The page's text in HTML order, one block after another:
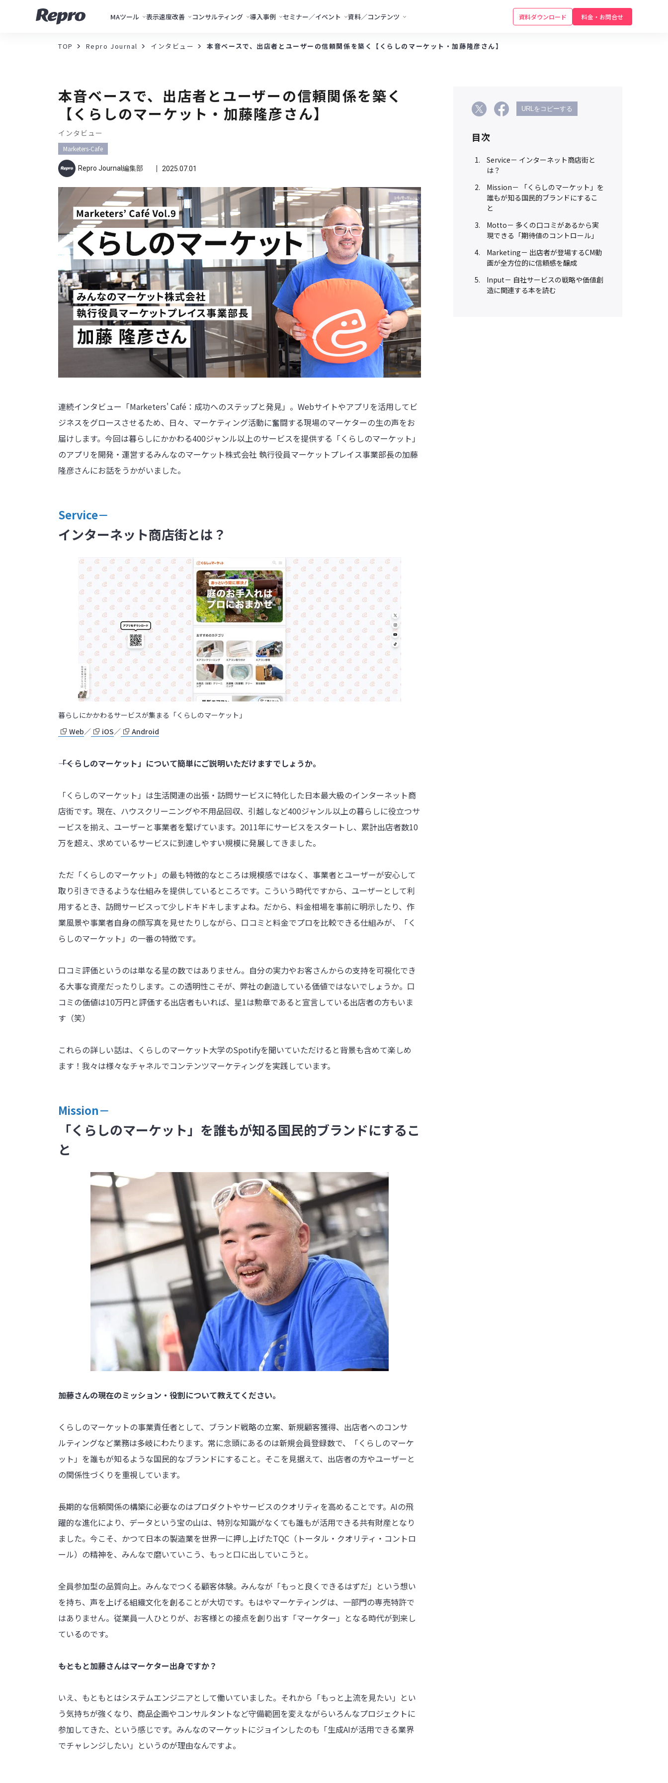
MAツール 表示速度改善 コンサルティング 導入事例 セミナー／イベント 資料／コンテンツ 資料ダウンロード 料金・お問合せ
TOP Repro Journal インタビュー 本音ベースで、出店者とユーザーの信頼関係を築く【くらしのマーケット・加藤隆彦さん】
本音ベースで、出店者とユーザーの信頼関係を築く
【くらしのマーケット・加藤隆彦さん】
インタビュー
Marketers-Cafe
Repro Journal編集部 2025.07.01
連続インタビュー「Marketers' Café：成功へのステップと発見」。Webサイトやアプリを活用してビ
ジネスをグロースさせるため、日々、マーケティング活動に奮闘する現場のマーケターの生の声をお
届けします。今回は暮らしにかかわる400ジャンル以上のサービスを提供する「くらしのマーケット」
のアプリを開発・運営するみんなのマーケット株式会社 執行役員マーケットプレイス事業部長の加藤
隆彦さんにお話をうかがいました。
Service－
インターネット商店街とは？
暮らしにかかわるサービスが集まる「くらしのマーケット」
Web／ iOS／ Android
――「くらしのマーケット」について簡単にご説明いただけますでしょうか。
「くらしのマーケット」は生活関連の出張・訪問サービスに特化した日本最大級のインターネット商
店街です。現在、ハウスクリーニングや不用品回収、引越しなど400ジャンル以上の暮らしに役立つサ
ービスを揃え、ユーザーと事業者を繋げています。2011年にサービスをスタートし、累計出店者数10
万を超え、求めているサービスに到達しやすい規模に発展してきました。
ただ「くらしのマーケット」の最も特徴的なところは規模感ではなく、事業者とユーザーが安心して
取り引きできるような仕組みを提供しているところです。こういう時代ですから、ユーザーとして利
用するとき、訪問サービスって少しドキドキしますよね。だから、料金相場を事前に明示したり、作
業風景や事業者自身の顔写真を見せたりしながら、口コミと料金でプロを比較できる仕組みが、「く
らしのマーケット」の一番の特徴です。
口コミ評価というのは単なる星の数ではありません。自分の実力やお客さんからの支持を可視化でき
る大事な資産だったりします。この透明性こそが、弊社の創造している価値ではないでしょうか。口
コミの価値は10万円と評価する出店者もいれば、星1は勲章であると宣言している出店者の方もいま
す（笑）
これらの詳しい話は、くらしのマーケット大学のSpotifyを聞いていただけると背景も含めて楽しめ
ます！我々は様々なチャネルでコンテンツマーケティングを実践しています。
Mission－
「くらしのマーケット」を誰もが知る国民的ブランドにするこ
と
――加藤さんの現在のミッション・役割について教えてください。
くらしのマーケットの事業責任者として、ブランド戦略の立案、新規顧客獲得、出店者へのコンサ
ルティングなど業務は多岐にわたります。常に念頭にあるのは新規会員登録数で、「くらしのマーケ
ット」を誰もが知るような国民的なブランドにすること。そこを見据えて、出店者の方やユーザーと
の関係性づくりを重視しています。
長期的な信頼関係の構築に必要なのはプロダクトやサービスのクオリティを高めることです。AIの飛
躍的な進化により、データという宝の山は、特別な知識がなくても誰もが活用できる共有財産となり
ました。今こそ、かつて日本の製造業を世界一に押し上げたTQC（トータル・クオリティ・コントロ
ール）の精神を、みんなで磨いていこう、もっと口に出していこうと。
全員参加型の品質向上。みんなでつくる顧客体験。みんなが「もっと良くできるはずだ」という想い
を持ち、声を上げる組織文化を創ることが大切です。もはやマーケティングは、一部門の専売特許で
はありません。従業員一人ひとりが、お客様との接点を創り出す「マーケター」となる時代が到来し
ているのです。
――もともと加藤さんはマーケター出身ですか？
いえ、もともとはシステムエンジニアとして働いていました。それから「もっと上流を見たい」とい
う気持ちが強くなり、商品企画やコンサルタントなど守備範囲を変えながらいろんなプロジェクトに
参加してきた、という感じです。みんなのマーケットにジョインしたのも「生成AIが活用できる業界
でチャレンジしたい」というのが理由なんですよ。
URLをコピーする
目次
Service－ インターネット商店街と
は？
Mission－ 「くらしのマーケット」を
誰もが知る国民的ブランドにするこ
と
Motto－ 多くの口コミがあるから実
現できる「期待値のコントロール」
Marketing－ 出店者が登場するCM動
画が全方位的に信頼感を醸成
Input－ 自社サービスの戦略や価値創
造に関連する本を読む